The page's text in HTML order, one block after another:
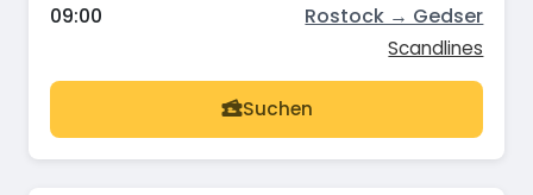
09:00 Rostock → Gedser
Scandlines
Suchen